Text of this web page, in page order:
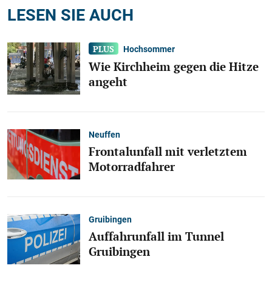
LESEN SIE AUCH
Hochsommer
Wie Kirchheim gegen die Hitze
angeht
Neuffen
Frontalunfall mit verletztem
Motorradfahrer
Gruibingen
Auffahrunfall im Tunnel
Gruibingen